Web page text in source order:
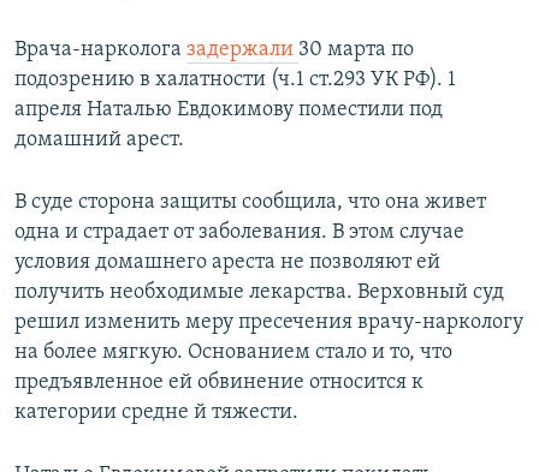
Врача-нарколога задержали 30 марта по
подозрению в халатности (ч.1 ст.293 УК РФ). 1
апреля Наталью Евдокимову поместили под
домашний арест.
В суде сторона защиты сообщила, что она живет
одна и страдает от заболевания. В этом случае
условия домашнего ареста не позволяют ей
получить необходимые лекарства. Верховный суд
решил изменить меру пресечения врачу-наркологу
на более мягкую. Основанием стало и то, что
предъявленное ей обвинение относится к
категории средне й тяжести.